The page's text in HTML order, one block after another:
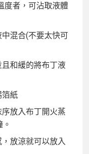
度者，可沾取液體
混合(不要太快可
和緩的將布丁液
箔紙
放入布丁開火蒸
放涼就可以放入